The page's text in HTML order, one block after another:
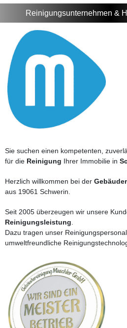
Reinigungsunternehmen &
Sie suchen einen kompetenten,
für die Reinigung Ihrer Immobilie in
Herzlich willkommen bei der
aus 19061 Schwerin.
Seit 2005 überzeugen wir unsere
Reinigungsleistung
Dazu tragen unser
umweltfreundliche